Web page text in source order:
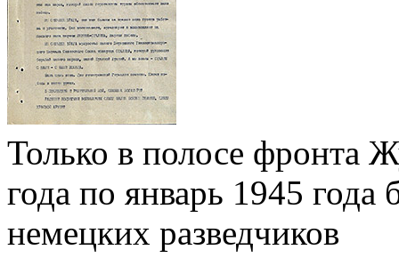
Только в полосе фронта
года по январь 1945
немецких разведчиков